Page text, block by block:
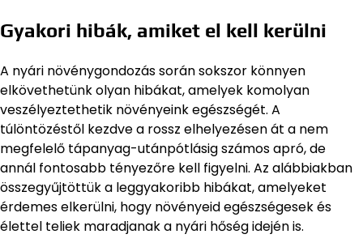
Gyakori hibák, amiket el kell kerülni
A nyári növénygondozás során sokszor könnyen
elkövethetünk olyan hibákat, amelyek komolyan
veszélyeztethetik növényeink egészségét. A
túlöntözéstől kezdve a rossz elhelyezésen át a nem
megfelelő tápanyag-utánpótlásig számos apró, de
annál fontosabb tényezőre kell figyelni. Az alábbiakban
összegyűjtöttük a leggyakoribb hibákat, amelyeket
érdemes elkerülni, hogy növényeid egészségesek és
élettel teliek maradjanak a nyári hőség idején is.